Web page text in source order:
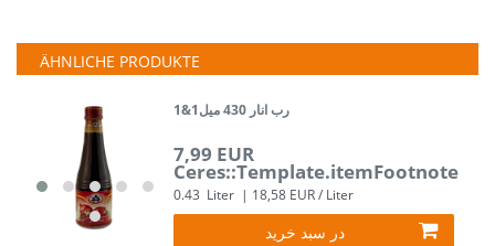
ÄHNLICHE PRODUKTE
1&1رب انار 430 میل
7,99 EUR
Ceres::Template.itemFootnote
0.43 Liter | 18,58 EUR / Liter
در سبد خرید